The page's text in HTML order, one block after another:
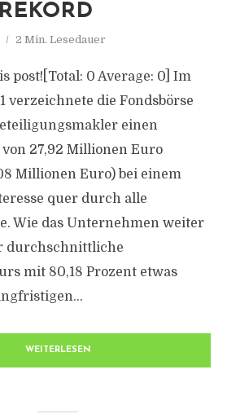
2 Min. Lesedauer
post![Total: 0 Average: 0] Im
verzeichnete die Fondsbörse
einen
27,92 Millionen Euro
Millionen Euro) bei einem
quer durch alle
Wie das Unternehmen weiter
durchschnittliche
mit 80,18 Prozent etwas
WEITERLESEN